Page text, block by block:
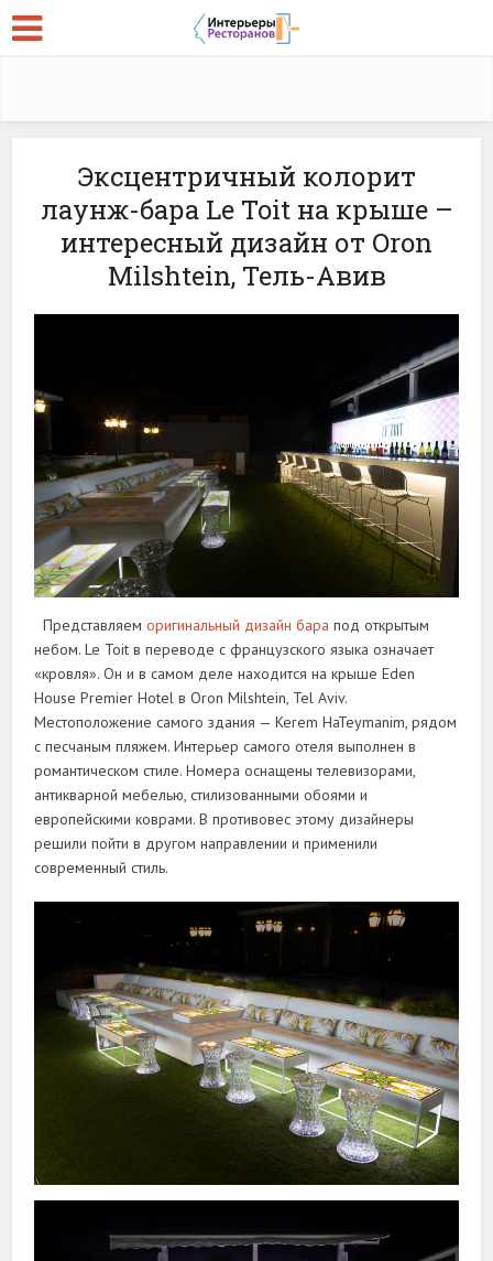
Эксцентричный колорит
лаунж-бара Le Toit на крыше –
интересный дизайн от Oron
Milshtein, Тель-Авив
Представляеморигинальный дизайн бара под открытым
небом. Le Toit в переводе с французского языка означает
«кровля». Он и в самом деле находится на крыше Eden
House Premier Hotel в Oron Milshtein, Tel Aviv.
Местоположение самого здания — Kerem HaTeymanim, рядом
с песчаным пляжем. Интерьер самого отеля выполнен в
романтическом стиле. Номера оснащены телевизорами,
антикварной мебелью, стилизованными обоями и
европейскими коврами. В противовес этому дизайнеры
решили пойти в другом направлении и применили
современный стиль.